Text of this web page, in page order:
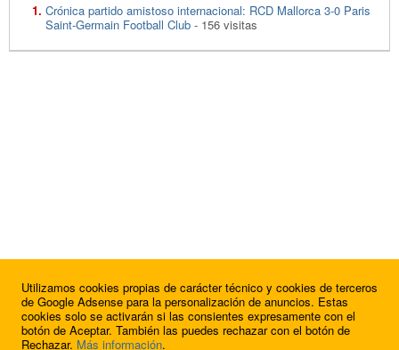
Crónica partido amistoso internacional: RCD Mallorca 3-0 Paris
Saint-Germain Football Club - 156 visitas
Utilizamos cookies propias de carácter técnico y cookies de terceros
de Google Adsense para la personalización de anuncios. Estas
cookies solo se activarán si las consientes expresamente con el
botón de Aceptar. También las puedes rechazar con el botón de
Rechazar. Más información.